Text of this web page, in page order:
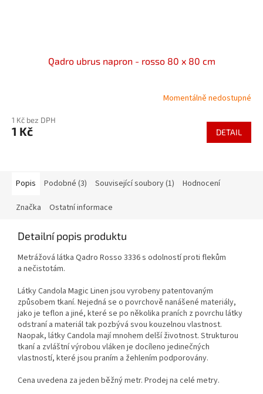
Qadro ubrus napron - rosso 80 x 80 cm
Momentálně nedostupné
1 Kč bez DPH
1 Kč DETAIL
Popis Podobné (3) Související soubory (1) Hodnocení
Značka Ostatní informace
Detailní popis produktu
Metrážová látka Qadro Rosso 3336 s odolností proti flekům
a nečistotám.
Látky Candola Magic Linen jsou vyrobeny patentovaným
způsobem tkaní. Nejedná se o povrchově nanášené materiály,
jako je teflon a jiné, které se po několika praních z povrchu látky
odstraní a materiál tak pozbývá svou kouzelnou vlastnost.
Naopak, látky Candola mají mnohem delší životnost. Strukturou
tkaní a zvláštní výrobou vláken je docíleno jedinečných
vlastností, které jsou praním a žehlením podporovány.
Cena uvedena za jeden běžný metr. Prodej na celé metry.